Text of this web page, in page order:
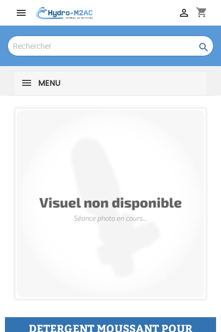
 shopping_cart


MENU
DETERGENT MOUSSANT POUR